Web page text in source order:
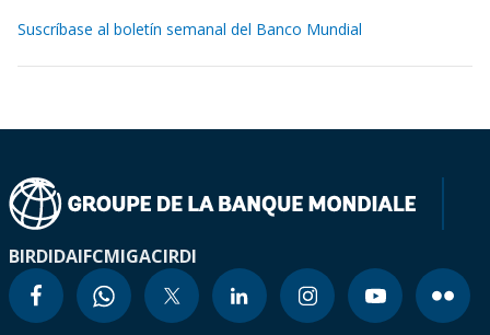
Suscríbase al boletín semanal del Banco Mundial
BIRDIDAIFCMIGACIRDI